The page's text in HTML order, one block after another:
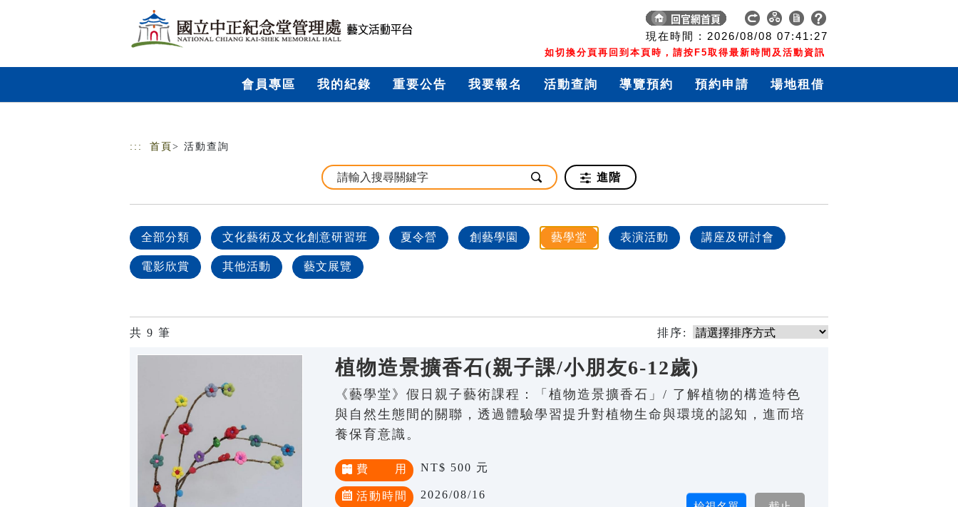
現在時間 : 2026/08/08 07:41:28
如切換分頁再回到本頁時，請按F5取得最新時間及活動資訊
會員專區 我的紀錄 重要公告 我要報名 活動查詢 導覽預約 預約申請 場地租借
::: 首頁 > 活動查詢
進階
全部分類 文化藝術及文化創意研習班 夏令營 創藝學園 藝學堂 表演活動 講座及研討會
電影欣賞 其他活動 藝文展覽
共 9 筆 排序:
植物造景擴香石(親子課/小朋友6-12歲)
《藝學堂》假日親子藝術課程：「植物造景擴香石」/ 了解植物的構造特色
與自然生態間的關聯，透過體驗學習提升對植物生命與環境的認知，進而培
養保育意識。
費 用 NT$ 500 元
活動時間 2026/08/16